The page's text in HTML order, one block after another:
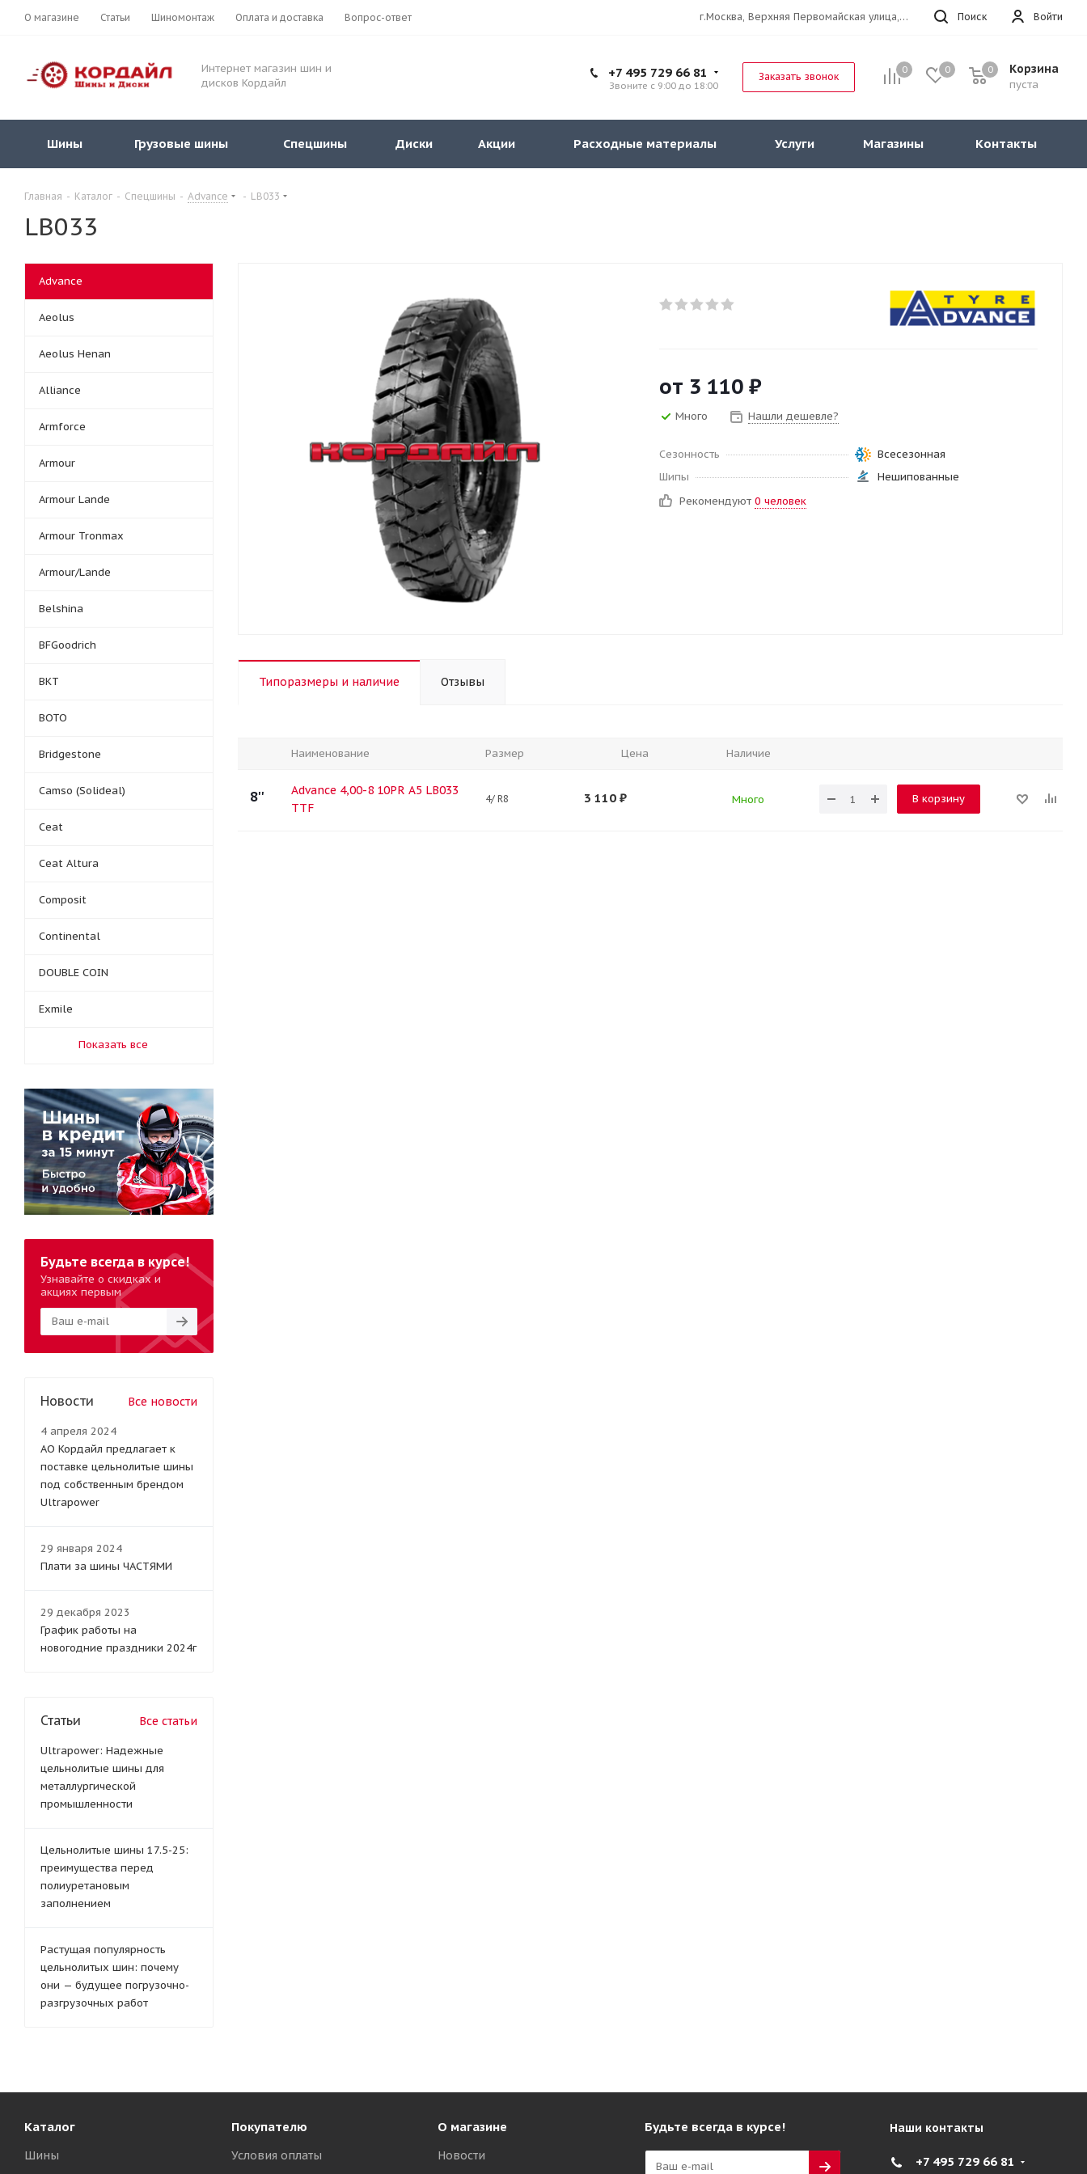
О магазине Статьи Шиномонтаж Оплата и доставка Вопрос-ответ Войти
Поиск
г.Москва, Верхняя Первомайская улица, 47к11 офис 214
Интернет магазин шин и
дисков Кордайл
0 0 Корзина
пуста
0
+7 495 729 66 81
Звоните с 9:00 до 18:00
Заказать звонок
Шины Грузовые шины Спецшины Диски Акции Расходные материалы Услуги Магазины Контакты
Главная - Каталог - Спецшины - Advance - LB033
LB033
от 3 110 ₽
Много Нашли дешевле?
Сезонность
Всесезонная
Шипы
Нешипованные
Рекомендуют 0 человек
Типоразмеры и наличие Отзывы
Наименование Размер Цена Наличие
8''
Advance 4,00-8 10PR A5 LB033
TTF
4/ R8 3 110 ₽ Много В корзину
Advance
Aeolus
Aeolus Henan
Alliance
Armforce
Armour
Armour Lande
Armour Tronmax
Armour/Lande
Belshina
BFGoodrich
BKT
BOTO
Bridgestone
Camso (Solideal)
Ceat
Ceat Altura
Composit
Continental
DOUBLE COIN
Exmile
Показать все
Будьте всегда в курсе!
Узнавайте о скидках и
акциях первым
Новости Все новости
4 апреля 2024
АО Кордайл предлагает к
поставке цельнолитые шины
под собственным брендом
Ultrapower
29 января 2024
Плати за шины ЧАСТЯМИ
29 декабря 2023
График работы на
новогодние праздники 2024г
Статьи Все статьи
Ultrapower: Надежные
цельнолитые шины для
металлургической
промышленности
Цельнолитые шины 17.5-25:
преимущества перед
полиуретановым
заполнением
Растущая популярность
цельнолитых шин: почему
они — будущее погрузочно-
разгрузочных работ
Каталог
Шины
Покупателю
Условия оплаты
О магазине
Новости
Будьте всегда в курсе! Наши контакты
+7 495 729 66 81